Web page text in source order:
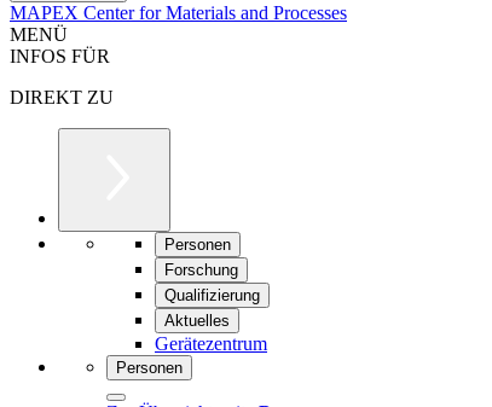
MAPEX Center for Materials and Processes
MENÜ
INFOS FÜR
DIREKT ZU
Personen
Forschung
Qualifizierung
Aktuelles
Gerätezentrum
Personen